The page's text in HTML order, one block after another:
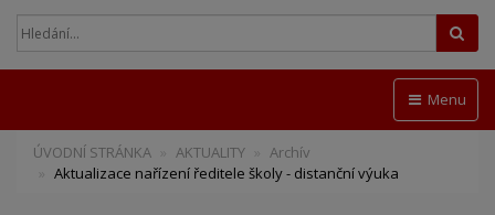
Menu
ÚVODNÍ STRÁNKA AKTUALITY
Archív
Aktualizace nařízení ředitele školy - distanční výuka